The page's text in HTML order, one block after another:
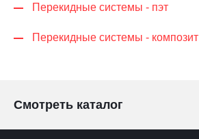
Перекидные системы - пэт
Перекидные системы - композит
Смотреть каталог